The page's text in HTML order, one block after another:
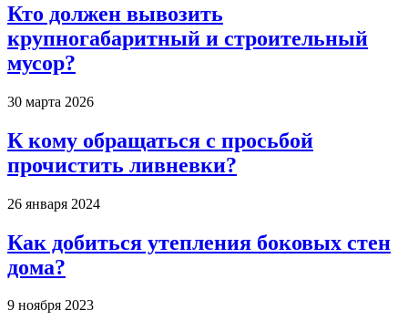
Кто должен вывозить
крупногабаритный и строительный
мусор?
30 марта 2026
К кому обращаться с просьбой
прочистить ливневки?
26 января 2024
Как добиться утепления боковых стен
дома?
9 ноября 2023